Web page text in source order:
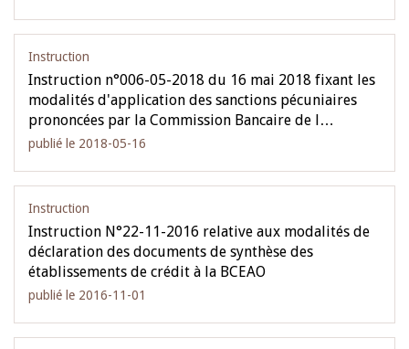
Instruction
Instruction n°006-05-2018 du 16 mai 2018 fixant les
modalités d'application des sanctions pécuniaires
prononcées par la Commission Bancaire de l…
publié le 2018-05-16
Instruction
Instruction N°22-11-2016 relative aux modalités de
déclaration des documents de synthèse des
établissements de crédit à la BCEAO
publié le 2016-11-01